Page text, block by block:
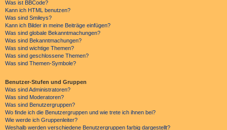
Was ist BBCode?
Kann ich HTML benutzen?
Was sind Smileys?
Kann ich Bilder in meine Beiträge einfügen?
Was sind globale Bekanntmachungen?
Was sind Bekanntmachungen?
Was sind wichtige Themen?
Was sind geschlossene Themen?
Was sind Themen-Symbole?
Benutzer-Stufen und Gruppen
Was sind Administratoren?
Was sind Moderatoren?
Was sind Benutzergruppen?
Wo finde ich die Benutzergruppen und wie trete ich ihnen bei?
Wie werde ich Gruppenleiter?
Weshalb werden verschiedene Benutzergruppen farbig dargestellt?